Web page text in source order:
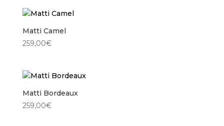
Matti Camel
259,00€
Matti Bordeaux
259,00€